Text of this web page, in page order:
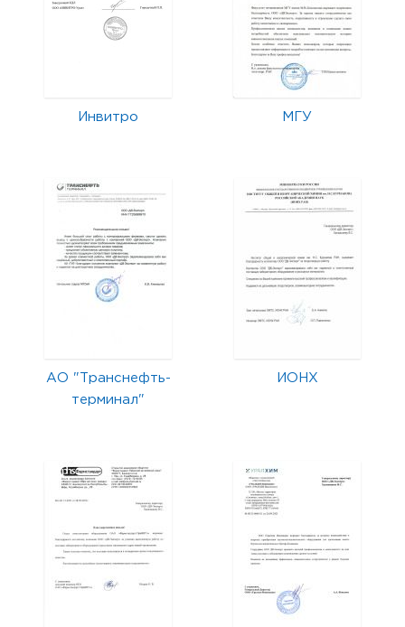
Инвитро МГУ
АО "Транснефть-
терминал"
ИОНХ